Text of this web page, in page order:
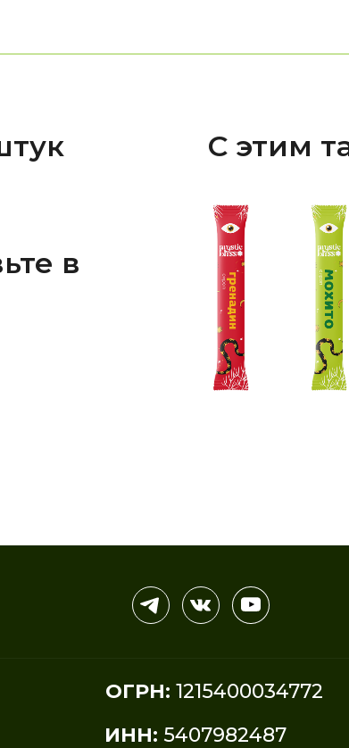
С этим
в
ОГРН: 1215400034772
ИНН: 5407982487